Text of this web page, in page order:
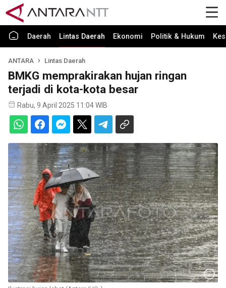
Daerah Lintas Daerah Ekonomi Politik & Hukum
ANTARA Lintas Daerah
BMKG memprakirakan hujan ringan
terjadi di kota-kota besar
Rabu, 9 April 2025 11:04 WIB